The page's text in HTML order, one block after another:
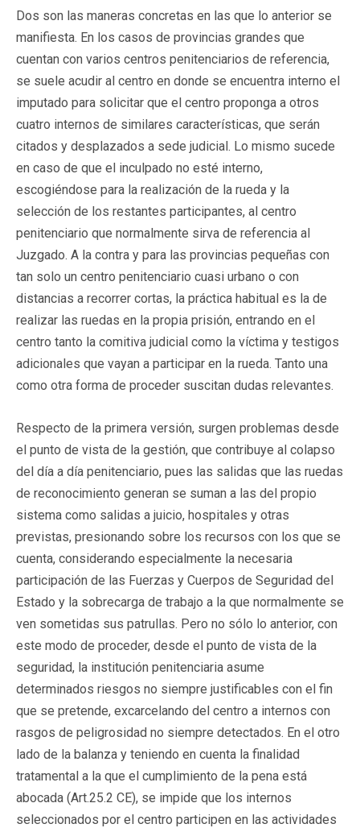
Dos son las maneras concretas en las que lo anterior se
manifiesta. En los casos de provincias grandes que
cuentan con varios centros penitenciarios de referencia,
se suele acudir al centro en donde se encuentra interno el
imputado para solicitar que el centro proponga a otros
cuatro internos de similares características, que serán
citados y desplazados a sede judicial. Lo mismo sucede
en caso de que el inculpado no esté interno,
escogiéndose para la realización de la rueda y la
selección de los restantes participantes, al centro
penitenciario que normalmente sirva de referencia al
Juzgado. A la contra y para las provincias pequeñas con
tan solo un centro penitenciario cuasi urbano o con
distancias a recorrer cortas, la práctica habitual es la de
realizar las ruedas en la propia prisión, entrando en el
centro tanto la comitiva judicial como la víctima y testigos
adicionales que vayan a participar en la rueda. Tanto una
como otra forma de proceder suscitan dudas relevantes.
Respecto de la primera versión, surgen problemas desde
el punto de vista de la gestión, que contribuye al colapso
del día a día penitenciario, pues las salidas que las ruedas
de reconocimiento generan se suman a las del propio
sistema como salidas a juicio, hospitales y otras
previstas, presionando sobre los recursos con los que se
cuenta, considerando especialmente la necesaria
participación de las Fuerzas y Cuerpos de Seguridad del
Estado y la sobrecarga de trabajo a la que normalmente se
ven sometidas sus patrullas. Pero no sólo lo anterior, con
este modo de proceder, desde el punto de vista de la
seguridad, la institución penitenciaria asume
determinados riesgos no siempre justificables con el fin
que se pretende, excarcelando del centro a internos con
rasgos de peligrosidad no siempre detectados. En el otro
lado de la balanza y teniendo en cuenta la finalidad
tratamental a la que el cumplimiento de la pena está
abocada (Art.25.2 CE), se impide que los internos
seleccionados por el centro participen en las actividades